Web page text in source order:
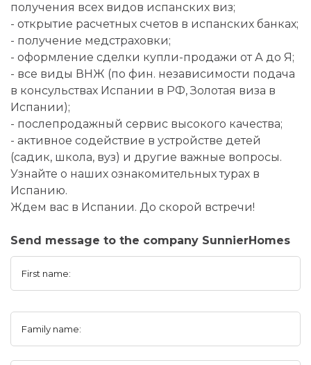
получения всех видов испанских виз;
- открытие расчетных счетов в испанских банках;
- получение медстраховки;
- оформление сделки купли-продажи от А до Я;
- все виды ВНЖ (по фин. независимости подача
в консульствах Испании в РФ, Золотая виза в
Испании);
- послепродажный сервис высокого качества;
- активное содействие в устройстве детей
(садик, школа, вуз) и другие важные вопросы.
Узнайте о наших ознакомительных турах в
Испанию.
Ждем вас в Испании. До скорой встречи!
Send message to the company SunnierHomes
First name:
Family name: